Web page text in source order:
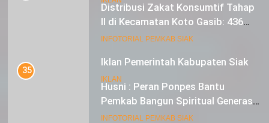
Iklan Pemerintah Kabupaten Siak
IKLAN
Distribusi Zakat Konsumtif Tahap
II di Kecamatan Koto Gasib: 436
Mustahik Terima Bantuan
INFOTORIAL PEMKAB SIAK
35
Husni : Peran Ponpes Bantu
Pemkab Bangun Spiritual Generasi
Muda
INFOTORIAL PEMKAB SIAK